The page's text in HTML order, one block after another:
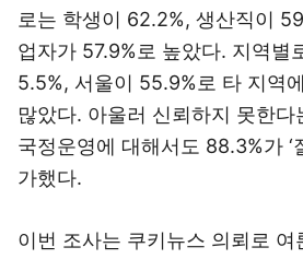
로는 학생이 62.2%, 생산직이
업자가 57.9%로 높았다. 지역별
5.5%, 서울이 55.9%로 타 지역
많았다. 아울러 신뢰하지 못한다
국정운영에 대해서도 88.3%가 ‘
가했다.
이번 조사는 쿠키뉴스 의뢰로 여